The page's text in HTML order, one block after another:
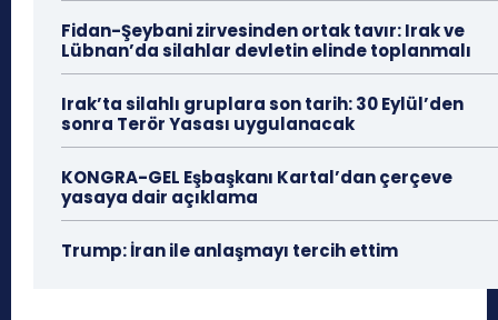
Fidan-Şeybani zirvesinden ortak tavır: Irak ve
Lübnan’da silahlar devletin elinde toplanmalı
Irak’ta silahlı gruplara son tarih: 30 Eylül’den
sonra Terör Yasası uygulanacak
KONGRA-GEL Eşbaşkanı Kartal’dan çerçeve
yasaya dair açıklama
Trump: İran ile anlaşmayı tercih ettim